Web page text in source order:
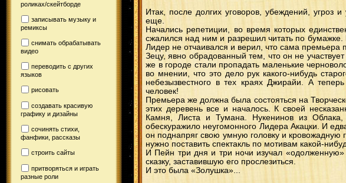
роликах/скейтборде
записывать музыку и
ремиксы
снимать обрабатывать
видео
переводить с других
языков
рисовать
создавать красивую
графику и дизайны
сочинять стихи,
фанфики, рассказы
строить сайты
притворяться и играть
разные роли
Итак, после долгих уговоров, убеждений, угроз
еще.
Начались репетиции, во время которых
сжалился над ним и разрешил читать по
Лидер не отчаивался и верил, что сама премьера
Зецу, явно обрадованный тем, что он не
же в городе стали пропадать маленькие
во мнении, что это дело рук какого-нибудь
небезызвестного в тех краях Джирайи. А
человек!
Премьера же должна была состояться на
этих деревень все и началось. К своей
Камня, Листа и Тумана. Нукенинов из
обескуражило неугомонного Лидера Акацки. И
он поднапряг свою умную головку и кровожадную
нужно поставить спектакль по мотивам какой-
И Пейн три дня и три ночи изучал
сказку, заставившую его прослезиться.
И это была «Золушка»...